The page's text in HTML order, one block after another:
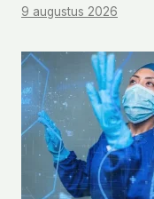
9 augustus 2026